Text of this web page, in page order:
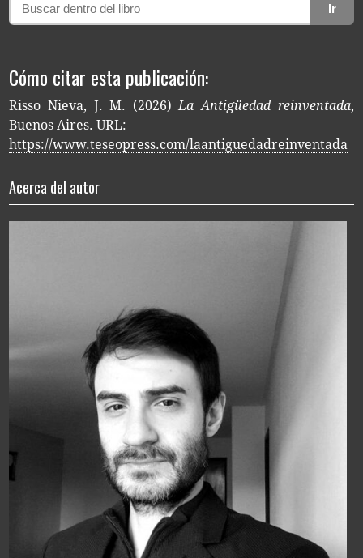
Ir
Cómo citar esta publicación:
Risso Nieva, J. M. (2026)La Antigüedad reinventada,
Buenos Aires. URL:
https://www.teseopress.com/laantiguedadreinventada
Acerca del autor